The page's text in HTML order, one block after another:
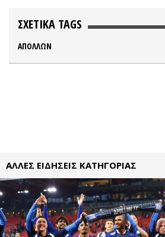
ΣΧΕΤΙΚΑ TAGS
ΑΠΟΛΛΩΝ
ΑΛΛΕΣ ΕΙΔΗΣΕΙΣ ΚΑΤΗΓΟΡΙΑΣ